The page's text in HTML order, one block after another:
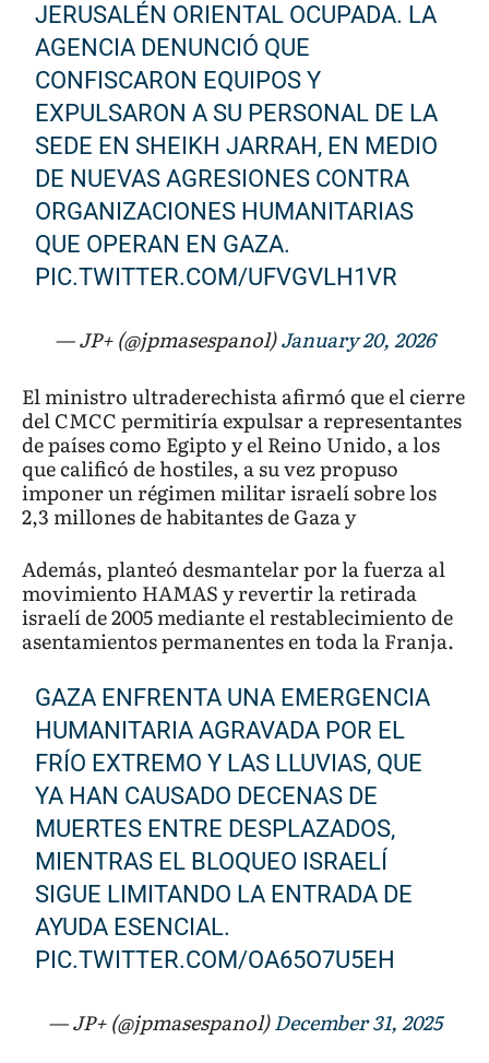
JERUSALÉN ORIENTAL OCUPADA. LA
AGENCIA DENUNCIÓ QUE
CONFISCARON EQUIPOS Y
EXPULSARON A SU PERSONAL DE LA
SEDE EN SHEIKH JARRAH, EN MEDIO
DE NUEVAS AGRESIONES CONTRA
ORGANIZACIONES HUMANITARIAS
QUE OPERAN EN GAZA.
PIC.TWITTER.COM/UFVGVLH1VR
— JP+ (@jpmasespanol)January 20, 2026
El ministro ultraderechista afirmó que el cierre
del CMCC permitiría expulsar a representantes
de países como Egipto y el Reino Unido, a los
que calificó de hostiles, a su vez propuso
imponer un régimen militar israelí sobre los
2,3 millones de habitantes de Gaza y
Además, planteó desmantelar por la fuerza al
movimiento HAMAS y revertir la retirada
israelí de 2005 mediante el restablecimiento de
asentamientos permanentes en toda la Franja.
GAZA ENFRENTA UNA EMERGENCIA
HUMANITARIA AGRAVADA POR EL
FRÍO EXTREMO Y LAS LLUVIAS, QUE
YA HAN CAUSADO DECENAS DE
MUERTES ENTRE DESPLAZADOS,
MIENTRAS EL BLOQUEO ISRAELÍ
SIGUE LIMITANDO LA ENTRADA DE
AYUDA ESENCIAL.
PIC.TWITTER.COM/OA65O7U5EH
— JP+ (@jpmasespanol)December 31, 2025